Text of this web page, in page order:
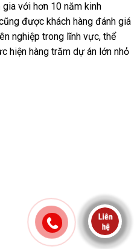
với hơn 10 năm kinh
được khách hàng đánh giá
nghiệp trong lĩnh vực, thể
hiện hàng trăm dự án lớn nhỏ